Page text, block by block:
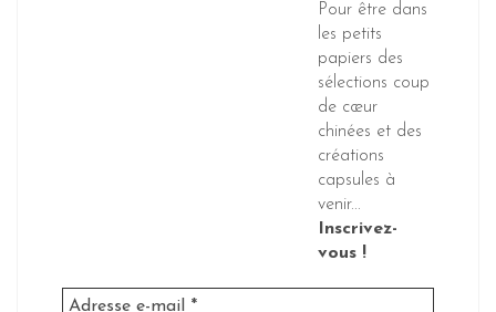
Pour être dans
les petits
papiers des
sélections coup
de cœur
chinées et des
créations
capsules à
venir...
Inscrivez-
vous !